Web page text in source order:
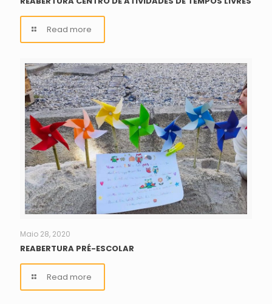
Read more
Maio 28, 2020
REABERTURA PRÉ-ESCOLAR
Read more